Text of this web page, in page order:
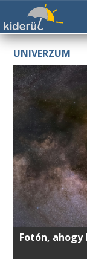
UNIVERZUM
Fotón,